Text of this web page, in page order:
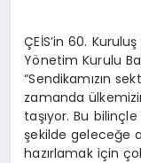
ÇEİS’in 60.
Yönetim Kurulu
“Sendikamızın
zamanda
taşıyor. Bu
şekilde geleceğe
hazırlamak için